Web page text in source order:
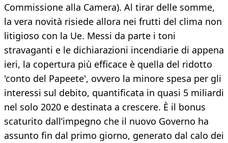
Commissione alla Camera). Al tirar delle somme,
la vera novità risiede allora nei frutti del clima non
litigioso con la Ue. Messi da parte i toni
stravaganti e le dichiarazioni incendiarie di appena
ieri, la copertura più efficace è quella del ridotto
'conto del Papeete', ovvero la minore spesa per gli
interessi sul debito, quantificata in quasi 5 miliardi
nel solo 2020 e destinata a crescere. È il bonus
scaturito dall’impegno che il nuovo Governo ha
assunto fin dal primo giorno, generato dal calo dei